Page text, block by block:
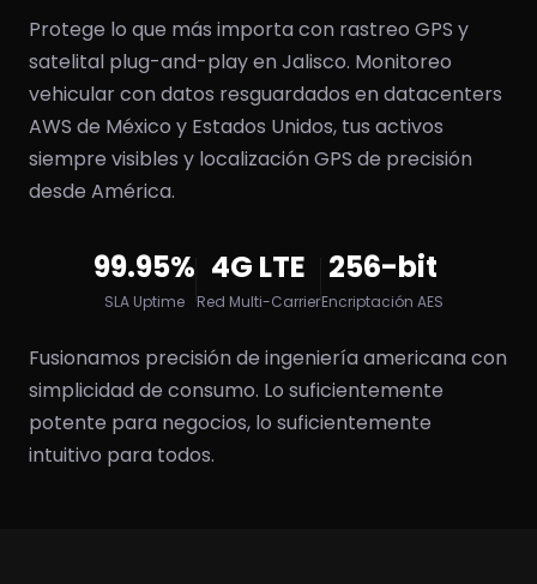
Protege lo que más importa con rastreo GPS y
satelital plug-and-play en Jalisco. Monitoreo
vehicular con datos resguardados en datacenters
AWS de México y Estados Unidos, tus activos
siempre visibles y localización GPS de precisión
desde América.
99.95%
SLA Uptime
4G LTE
Red Multi-Carrier
256-bit
Encriptación AES
Fusionamos precisión de ingeniería americana con
simplicidad de consumo. Lo suficientemente
potente para negocios, lo suficientemente
intuitivo para todos.